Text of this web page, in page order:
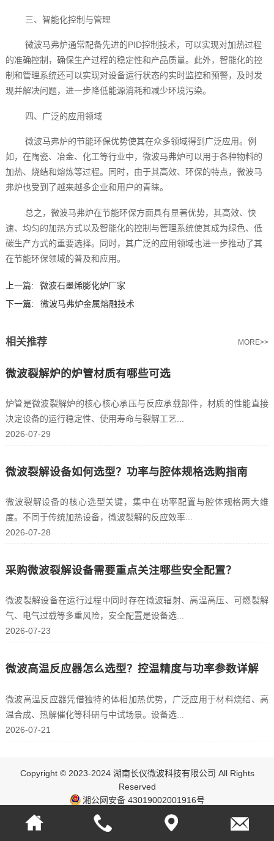
三、智能化控制与管理
微波马弗炉通常配备先进的PID控制技术，可以实现对加热过程
的准确控制，确保生产过程的稳定性和产品质量。此外，智能化的控
制和管理系统还可以实现对设备运行状态的实时监控和预警，及时发
现并解决问题，进一步降低能源消耗和减少环境污染。
四、广泛的应用领域
微波马弗炉的节能环保优势使其在众多领域得到广泛应用。例
如，在陶瓷、冶金、化工等行业中，微波马弗炉可以用于各种物料的
加热、烧结和熔炼等过程。同时，由于其高效、环保的特点，微波马
弗炉也受到了越来越多企业和用户的青睐。
总之，微波马弗炉在节能环保方面具有显著优势，其高效、快
速、均匀的加热方式以及智能化的控制与管理系统使其成为绿色、低
碳生产方式的重要选择。同时，其广泛的应用领域也进一步推动了其
在节能环保领域的普及和应用。
上一篇:
微波石墨烯膨化炉厂家
下一篇:
微波马弗炉金属熔融技术
相关推荐 MORE>>
微波裂解炉的炉管材质有哪些可选
炉管是微波裂解炉的核心核心承压与反应承载部件，材质的性能直接
决定设备的运行稳定性、使用寿命与裂解工艺...
2026-07-29
微波裂解设备如何选型？功率与腔体规格选购指南
微波裂解设备的核心选型关键，集中在功率配置与腔体规格两大维
度。不同于传统加热设备，微波裂解的反应效率...
2026-07-28
采购微波裂解设备需要重点关注哪些安全配置？
微波裂解设备在运行过程中同时存在微波辐射、高温高压、可燃裂解
气、电气过载等多重风险，安全配置是设备选...
2026-07-23
微波高温反应器怎么选型？控温精度与功率参数详解
微波高温反应器凭借独特的体相加热优势，广泛应用于材料烧结、高
温合成、热解催化等科研与中试场景。设备选...
2026-07-21
Copyright © 2023-2024 湖南长仪微波科技有限公司 All Rights
Reserved
湘公网安备 43019002001916号
ICP：湘ICP备17003348号-1